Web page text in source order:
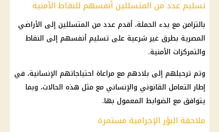
تسليم عدد من المتسللين أنفسهم للنقاط الأمنية
بالتزامن مع بدء الحملة، أقدم عدد من المتسللين إلى الأراضي
المصرية بطرق غير شرعية على تسليم أنفسهم إلى النقاط
والتمركزات الأمنية.
وتم ترحيلهم إلى بلادهم مع مراعاة احتياجاتهم الإنسانية، في
إطار التعامل القانوني والإنساني مع مثل هذه الحالات، وبما
يتوافق مع الضوابط المعمول بها.
ملاحقة البؤر الإجرامية مستمرة